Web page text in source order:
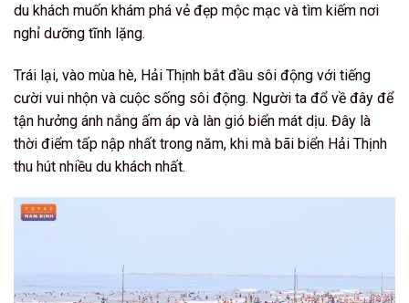
du khách muốn khám phá vẻ đẹp mộc mạc và tìm kiếm nơi
nghỉ dưỡng tĩnh lặng.
Trái lại, vào mùa hè, Hải Thịnh bắt đầu sôi động với tiếng
cười vui nhộn và cuộc sống sôi động. Người ta đổ về đây để
tận hưởng ánh nắng ấm áp và làn gió biển mát dịu. Đây là
thời điểm tấp nập nhất trong năm, khi mà bãi biển Hải Thịnh
thu hút nhiều du khách nhất.